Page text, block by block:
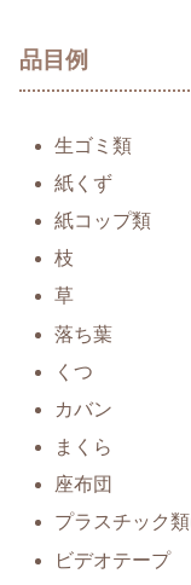
品目例
生ゴミ類
紙くず
紙コップ類
枝
草
落ち葉
くつ
カバン
まくら
座布団
プラスチック
ビデオテープ